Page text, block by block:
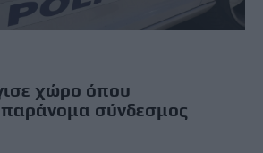
χώρο όπου
παράνομα σύνδεσμος